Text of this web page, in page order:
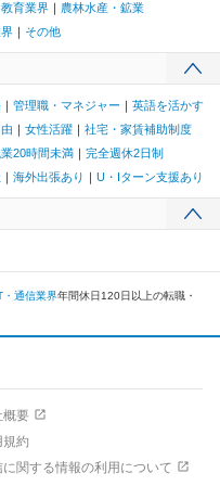
教育業界
農林水産・鉱業
その他
管理職・マネジャー
英語を活かす
女性活躍
社宅・家賃補助制度
20時間未満
完全週休2日制
海外出張あり U・Iターン支援あり
・通信業界年間休日120日以上の転職・
概要
規約
に関する情報の利用について